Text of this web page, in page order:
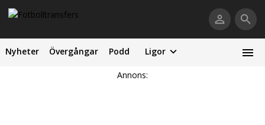
Nyheter Övergångar Podd Ligor
Annons: